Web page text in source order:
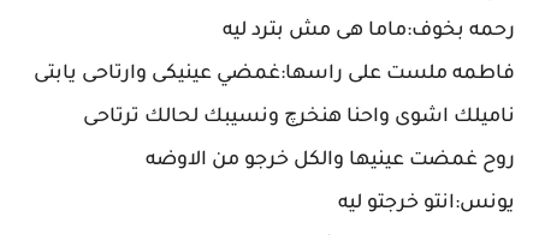
رحمه بخوف:ماما هى مش بترد ليه
فاطمه ملست على راسها:غمضي عينيكى وارتاحى يابتى
ناميلك اشوى واحنا هنخرچ ونسيبك لحالك ترتاحى
روح غمضت عينيها والكل خرجو من الاوضه
يونس:انتو خرجتو ليه